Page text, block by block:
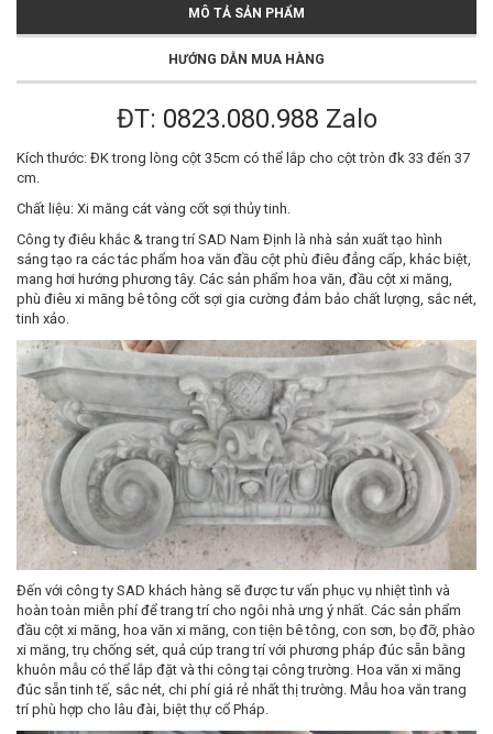
MÔ TẢ SẢN PHẨM
HƯỚNG DẪN MUA HÀNG
ĐT: 0823.080.988 Zalo
Kích thước: ĐK trong lòng cột 35cm có thể lắp cho cột tròn đk 33 đến 37
cm.
Chất liệu: Xi măng cát vàng cốt sợi thủy tinh.
Công ty điêu khắc & trang trí SAD Nam Định là nhà sản xuất tạo hình
sáng tạo ra các tác phẩm hoa văn đầu cột phù điêu đẳng cấp, khác biệt,
mang hơi hướng phương tây. Các sản phẩm hoa văn, đầu cột xi măng,
phù điêu xi măng bê tông cốt sợi gia cường đảm bảo chất lượng, sắc nét,
tinh xảo.
Đến với công ty SAD khách hàng sẽ được tư vấn phục vụ nhiệt tình và
hoàn toàn miễn phí để trang trí cho ngôi nhà ưng ý nhất. Các sản phẩm
đầu cột xi măng, hoa văn xi măng, con tiện bê tông, con sơn, bọ đỡ, phào
xi măng, trụ chống sét, quả cúp trang trí với phương pháp đúc sẵn bằng
khuôn mẫu có thể lắp đặt và thi công tại công trường. Hoa văn xi măng
đúc sẵn tinh tế, sắc nét, chi phí giá rẻ nhất thị trường. Mẫu hoa văn trang
trí phù hợp cho lâu đài, biệt thự cổ Pháp.